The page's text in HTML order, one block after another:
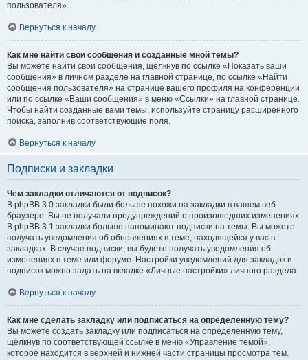
пользователя».
Вернуться к началу
Как мне найти свои сообщения и созданные мной темы?
Вы можете найти свои сообщения, щёлкнув по ссылке «Показать ваши
сообщения» в личном разделе на главной странице, по ссылке «Найти
сообщения пользователя» на странице вашего профиля на конференции
или по ссылке «Ваши сообщения» в меню «Ссылки» на главной странице.
Чтобы найти созданные вами темы, используйте страницу расширенного
поиска, заполнив соответствующие поля.
Вернуться к началу
Подписки и закладки
Чем закладки отличаются от подписок?
В phpBB 3.0 закладки были больше похожи на закладки в вашем веб-
браузере. Вы не получали предупреждений о произошедших изменениях.
В phpBB 3.1 закладки больше напоминают подписки на темы. Вы можете
получать уведомления об обновлениях в теме, находящейся у вас в
закладках. В случае подписки, вы будете получать уведомления об
изменениях в теме или форуме. Настройки уведомлений для закладок и
подписок можно задать на вкладке «Личные настройки» личного раздела.
Вернуться к началу
Как мне сделать закладку или подписаться на определённую тему?
Вы можете создать закладку или подписаться на определённую тему,
щёлкнув по соответствующей ссылке в меню «Управление темой»,
которое находится в верхней и нижней части страницы просмотра тем.